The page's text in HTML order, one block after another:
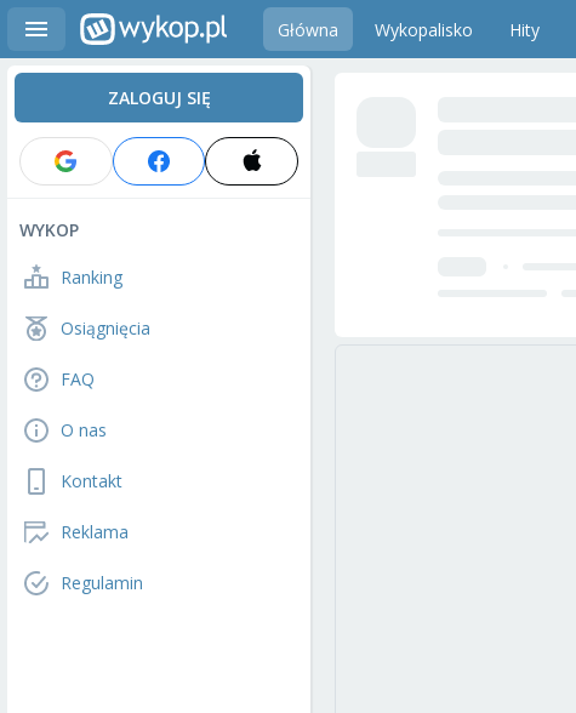
Główna Wykopalisko Hity
ZALOGUJ SIĘ
WYKOP
Ranking
Osiągnięcia
FAQ
O nas
Kontakt
Reklama
Regulamin